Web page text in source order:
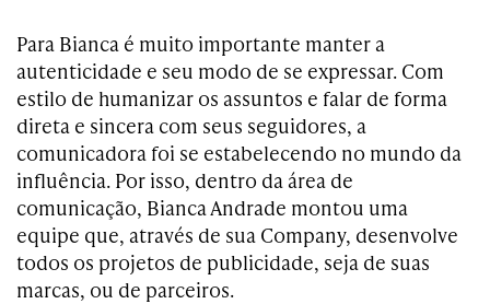
Para Bianca é muito importante manter a
autenticidade e seu modo de se expressar. Com
estilo de humanizar os assuntos e falar de forma
direta e sincera com seus seguidores, a
comunicadora foi se estabelecendo no mundo da
influência. Por isso, dentro da área de
comunicação, Bianca Andrade montou uma
equipe que, através de sua Company, desenvolve
todos os projetos de publicidade, seja de suas
marcas, ou de parceiros.